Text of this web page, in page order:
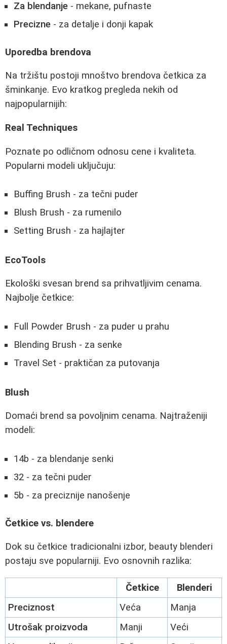
Za blendanje - mekane, pufnaste
Precizne - za detalje i donji kapak
Uporedba brendova
Na tržištu postoji mnoštvo brendova četkica za
šminkanje. Evo kratkog pregleda nekih od
najpopularnijih:
Real Techniques
Poznate po odličnom odnosu cene i kvaliteta.
Popularni modeli uključuju:
Buffing Brush - za tečni puder
Blush Brush - za rumenilo
Setting Brush - za hajlajter
EcoTools
Ekološki svesan brend sa prihvatljivim cenama.
Najbolje četkice:
Full Powder Brush - za puder u prahu
Blending Brush - za senke
Travel Set - praktičan za putovanja
Blush
Domaći brend sa povoljnim cenama. Najtraženiji
modeli:
14b - za blendanje senki
32 - za tečni puder
5b - za preciznije nanošenje
Četkice vs. blendere
Dok su četkice tradicionalni izbor, beauty blenderi
postaju sve popularniji. Evo osnovnih razlika:
Četkice
Blenderi
Preciznost
Veća
Manja
Utrošak proizvoda
Manji
Veći